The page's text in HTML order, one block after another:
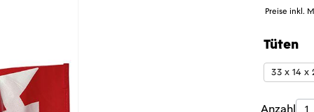
Preise inkl.
Tüten
33 x 14 x
Anzahl